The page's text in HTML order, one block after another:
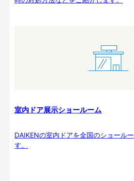
室内ドア展示ショールーム
DAIKENの室内ドアを全国のショール
す。